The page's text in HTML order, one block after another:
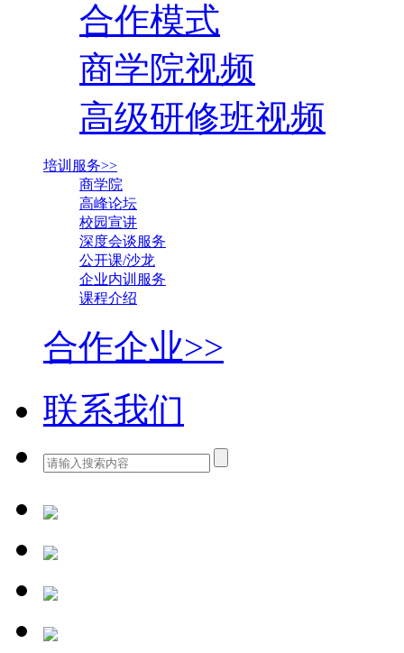
合作模式
商学院视频
高级研修班视频
培训服务>>
商学院
高峰论坛
校园宣讲
深度会谈服务
公开课/沙龙
企业内训服务
课程介绍
合作企业>>
联系我们